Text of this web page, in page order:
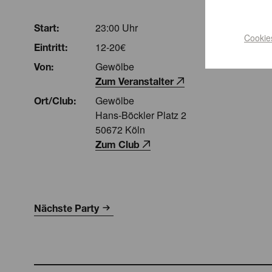
Start: 23:00 Uhr
Eintritt: 12-20€
Von: Gewölbe
Zum Veranstalter
Ort/Club:
Gewölbe
Hans-Böckler Platz 2
50672 Köln
Zum Club
Nächste Party